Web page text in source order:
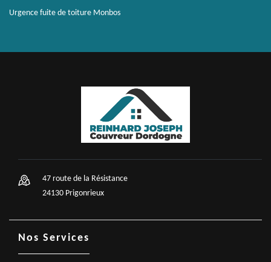
Urgence fuite de toiture Monbos
47 route de la Résistance
24130 Prigonrieux
Nos Services